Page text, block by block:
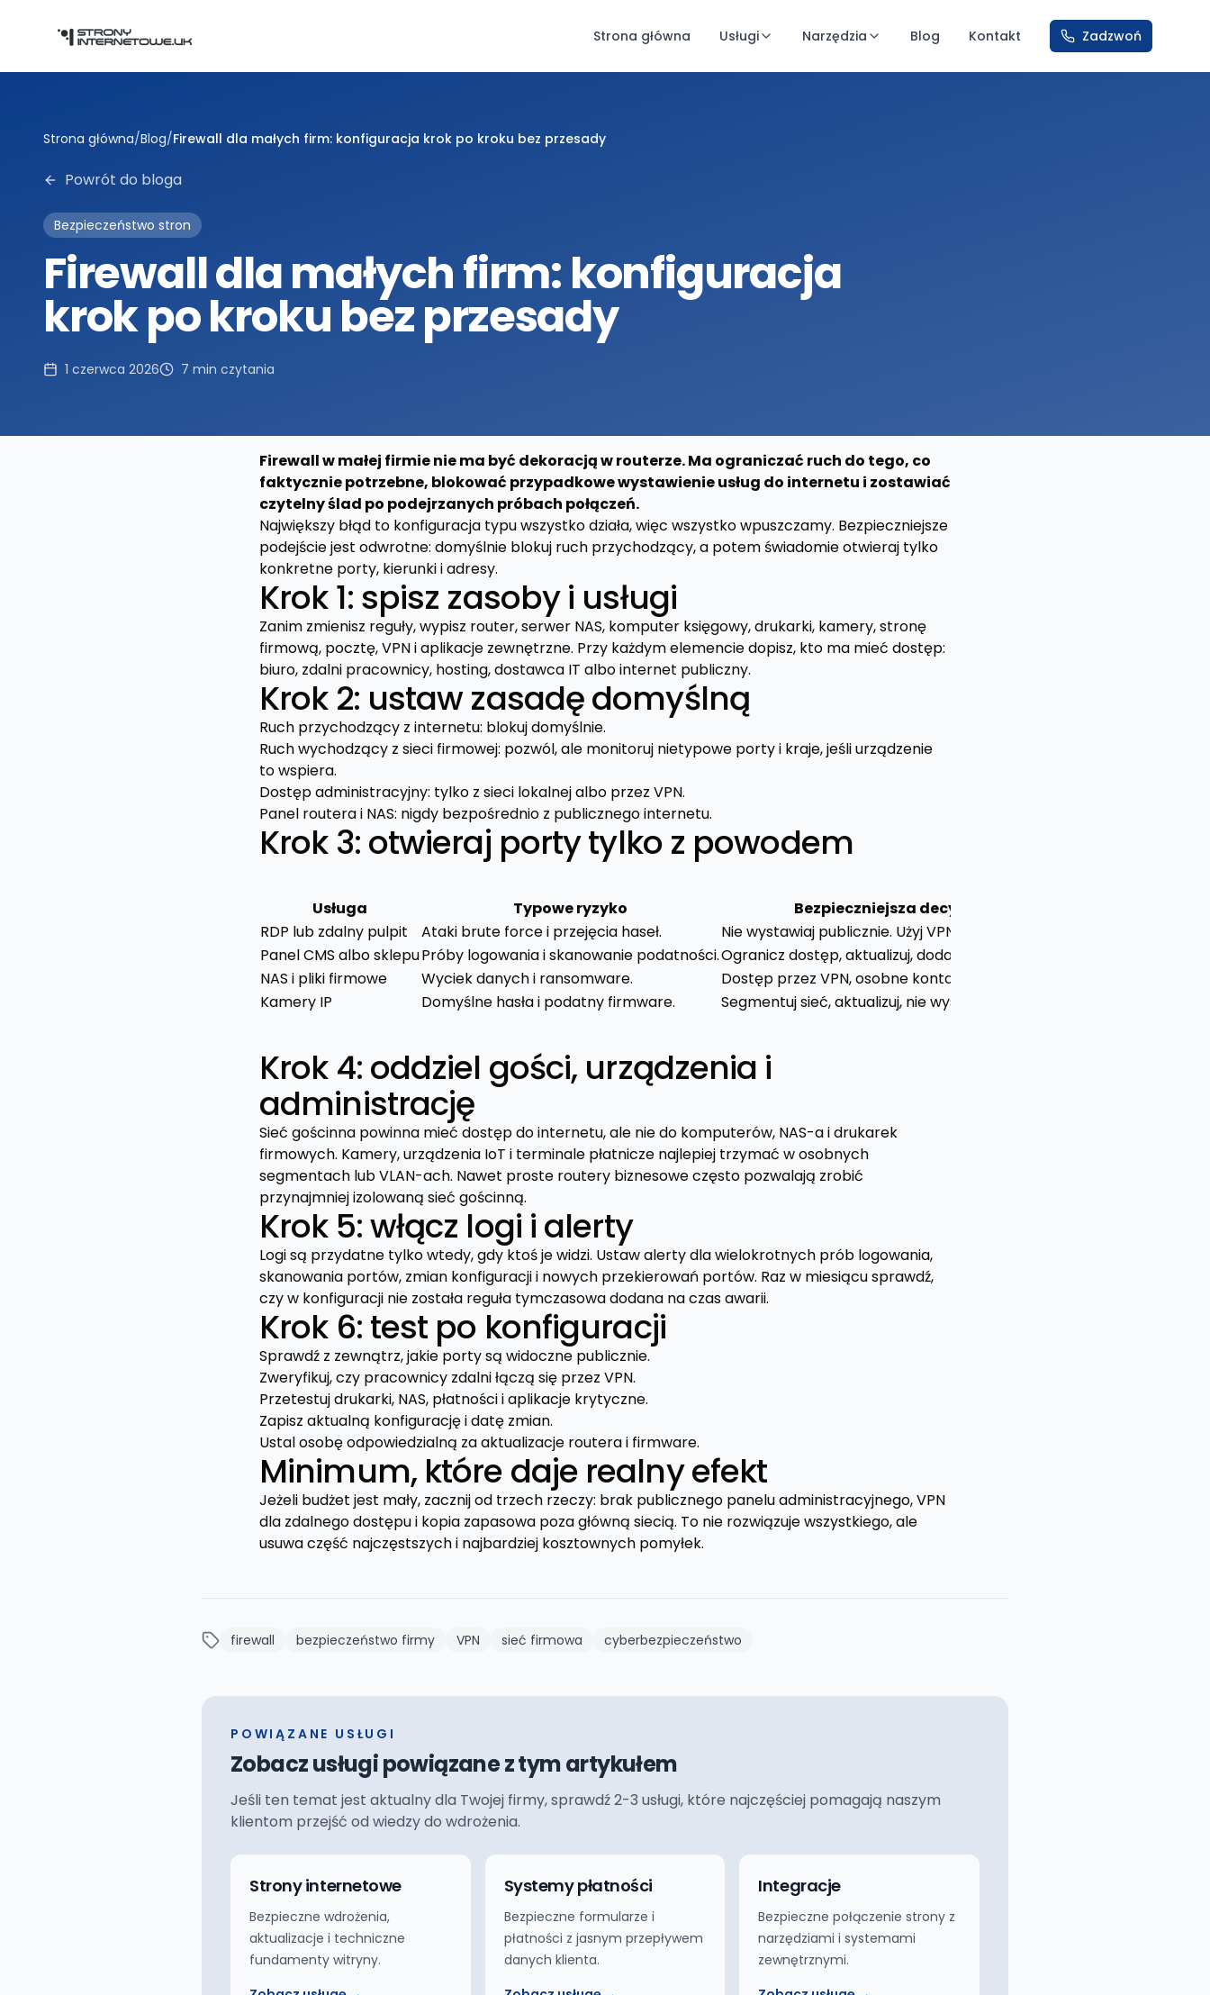
Strona główna Usługi Narzędzia Blog Kontakt Zadzwoń
Strona główna/Blog/Firewall dla małych firm: konfiguracja krok po kroku bez przesady
Powrót do bloga
Bezpieczeństwo stron
Firewall dla małych firm: konfiguracja
krok po kroku bez przesady
1 czerwca 2026 7 min czytania
Firewall w małej firmie nie ma być dekoracją w routerze. Ma ograniczać ruch do tego, co
faktycznie potrzebne, blokować przypadkowe wystawienie usług do internetu i zostawiać
czytelny ślad po podejrzanych próbach połączeń.
Największy błąd to konfiguracja typu wszystko działa, więc wszystko wpuszczamy. Bezpieczniejsze
podejście jest odwrotne: domyślnie blokuj ruch przychodzący, a potem świadomie otwieraj tylko
konkretne porty, kierunki i adresy.
Krok 1: spisz zasoby i usługi
Zanim zmienisz reguły, wypisz router, serwer NAS, komputer księgowy, drukarki, kamery, stronę
firmową, pocztę, VPN i aplikacje zewnętrzne. Przy każdym elemencie dopisz, kto ma mieć dostęp:
biuro, zdalni pracownicy, hosting, dostawca IT albo internet publiczny.
Krok 2: ustaw zasadę domyślną
Ruch przychodzący z internetu: blokuj domyślnie.
Ruch wychodzący z sieci firmowej: pozwól, ale monitoruj nietypowe porty i kraje, jeśli urządzenie
to wspiera.
Dostęp administracyjny: tylko z sieci lokalnej albo przez VPN.
Panel routera i NAS: nigdy bezpośrednio z publicznego internetu.
Krok 3: otwieraj porty tylko z powodem
Usługa Typowe ryzyko
Bezpieczniejsza decyzja
RDP lub zdalny pulpit
Ataki brute force i przejęcia haseł.
Nie wystawiaj publicznie. Użyj VPN i MFA.
Panel CMS albo sklepuPróby logowania i skanowanie podatności.Ogranicz dostęp, aktualizuj, dodaj 2FA.
NAS i pliki firmowe
Wyciek danych i ransomware.
Dostęp przez VPN, osobne konta, kopie offline.
Kamery IP
Domyślne hasła i podatny firmware. Segmentuj sieć, aktualizuj, nie wystawiaj panelu.
Krok 4: oddziel gości, urządzenia i
administrację
Sieć gościnna powinna mieć dostęp do internetu, ale nie do komputerów, NAS-a i drukarek
firmowych. Kamery, urządzenia IoT i terminale płatnicze najlepiej trzymać w osobnych
segmentach lub VLAN-ach. Nawet proste routery biznesowe często pozwalają zrobić
przynajmniej izolowaną sieć gościnną.
Krok 5: włącz logi i alerty
Logi są przydatne tylko wtedy, gdy ktoś je widzi. Ustaw alerty dla wielokrotnych prób logowania,
skanowania portów, zmian konfiguracji i nowych przekierowań portów. Raz w miesiącu sprawdź,
czy w konfiguracji nie została reguła tymczasowa dodana na czas awarii.
Krok 6: test po konfiguracji
Sprawdź z zewnątrz, jakie porty są widoczne publicznie.
Zweryfikuj, czy pracownicy zdalni łączą się przez VPN.
Przetestuj drukarki, NAS, płatności i aplikacje krytyczne.
Zapisz aktualną konfigurację i datę zmian.
Ustal osobę odpowiedzialną za aktualizacje routera i firmware.
Minimum, które daje realny efekt
Jeżeli budżet jest mały, zacznij od trzech rzeczy: brak publicznego panelu administracyjnego, VPN
dla zdalnego dostępu i kopia zapasowa poza główną siecią. To nie rozwiązuje wszystkiego, ale
usuwa część najczęstszych i najbardziej kosztownych pomyłek.
firewall bezpieczeństwo firmy VPN sieć firmowa cyberbezpieczeństwo
POWIĄZANE USŁUGI
Zobacz usługi powiązane z tym artykułem
Jeśli ten temat jest aktualny dla Twojej firmy, sprawdź 2-3 usługi, które najczęściej pomagają naszym
klientom przejść od wiedzy do wdrożenia.
Strony internetowe
Bezpieczne wdrożenia,
aktualizacje i techniczne
fundamenty witryny.
Systemy płatności
Bezpieczne formularze i
płatności z jasnym przepływem
danych klienta.
Integracje
Bezpieczne połączenie strony z
narzędziami i systemami
zewnętrznymi.